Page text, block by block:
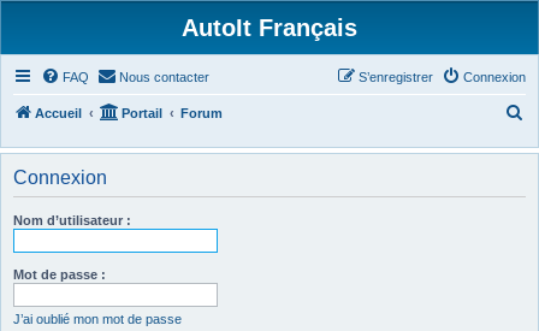
AutoIt Français
FAQ Nous contacter Connexion
S’enregistrer
Accueil Portail Forum
h
Connexion
Nom d’utilisateur :
Mot de passe :
J’ai oublié mon mot de passe